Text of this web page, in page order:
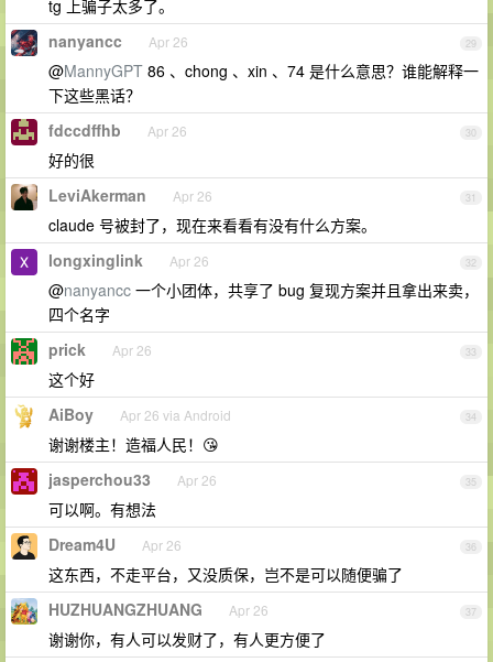
tg 上骗子太多了。
29
nanyancc Apr 26
@MannyGPT 86 、chong 、xin 、74 是什么意思？谁能解释一
下这些黑话？
30
fdccdffhb Apr 26
好的很
31
LeviAkerman Apr 26
claude 号被封了，现在来看看有没有什么方案。
32
longxinglink Apr 26
@nanyancc 一个小团体，共享了 bug 复现方案并且拿出来卖，
四个名字
33
prick Apr 26
这个好
34
AiBoy Apr 26 via Android
谢谢楼主！造福人民！😘
35
jasperchou33 Apr 26
可以啊。有想法
36
Dream4U Apr 26
这东西，不走平台，又没质保，岂不是可以随便骗了
37
HUZHUANGZHUANG Apr 26
谢谢你，有人可以发财了，有人更方便了